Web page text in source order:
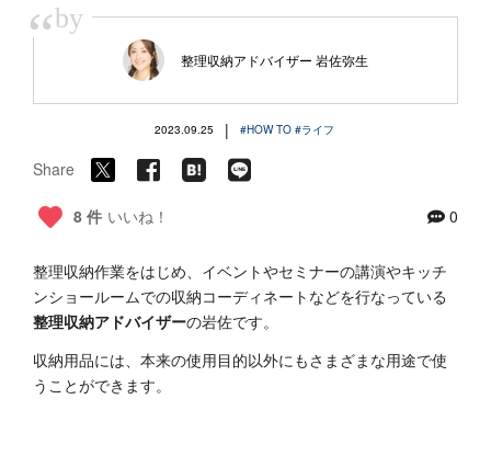
“by
整理収納アドバイザー 岩佐弥生
2023.09.25 | #HOW TO #ライフ
Share
8 件 いいね！ 0
整理収納作業をはじめ、イベントやセミナーの講演やキッチ
ンショールームでの収納コーディネートなどを行なっている
整理収納アドバイザーの岩佐です。
収納用品には、本来の使用目的以外にもさまざまな用途で使
うことができます。